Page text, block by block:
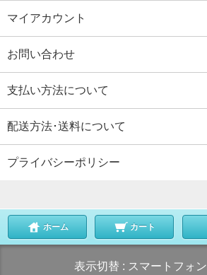
マイアカウント
お問い合わせ
支払い方法について
配送方法･送料について
プライバシーポリシー
ホーム カート
表示切替 : スマートフォン